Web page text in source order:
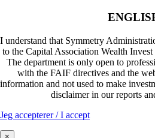
I understand that Symmetry
to the Capital Association Wealth
The department is only open to
with the FAIF directives and the
information and not used to make
disclaimer in our reports
Jeg accepterer / I accept